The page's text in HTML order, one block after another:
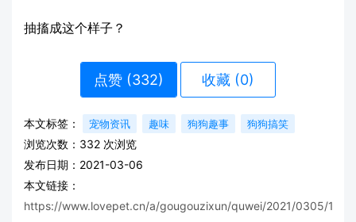
抽搐成这个样子？
点赞 (332) 收藏 (0)
本文标签： 宠物资讯 趣味 狗狗趣事 狗狗搞笑
浏览次数： 332 次浏览
发布日期：2021-03-06
本文链接：
https://www.lovepet.cn/a/gougouzixun/quwei/2021/0305/